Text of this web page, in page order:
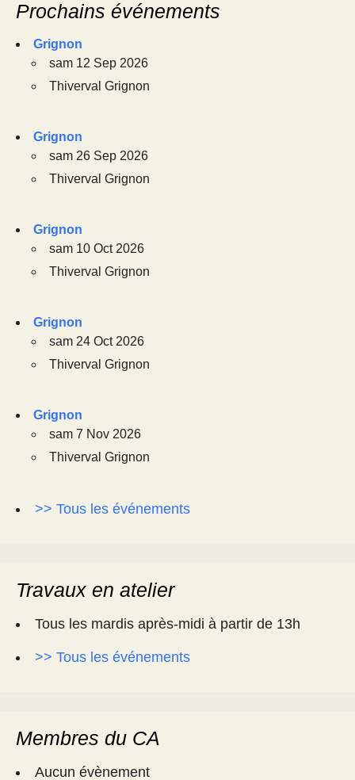
Prochains événements
Grignon
sam 12 Sep 2026
Thiverval Grignon
Grignon
sam 26 Sep 2026
Thiverval Grignon
Grignon
sam 10 Oct 2026
Thiverval Grignon
Grignon
sam 24 Oct 2026
Thiverval Grignon
Grignon
sam 7 Nov 2026
Thiverval Grignon
>> Tous les événements
Travaux en atelier
Tous les mardis après-midi à partir de 13h
>> Tous les événements
Membres du CA
Aucun évènement